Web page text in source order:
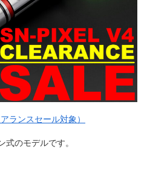
ランスセール対象）
式のモデルです。